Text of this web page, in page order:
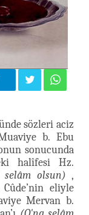
sözleri aciz
b. Ebu
sonucunda
halîfesi Hz.
selâm olsun) ,
eliyle
Mervan b.